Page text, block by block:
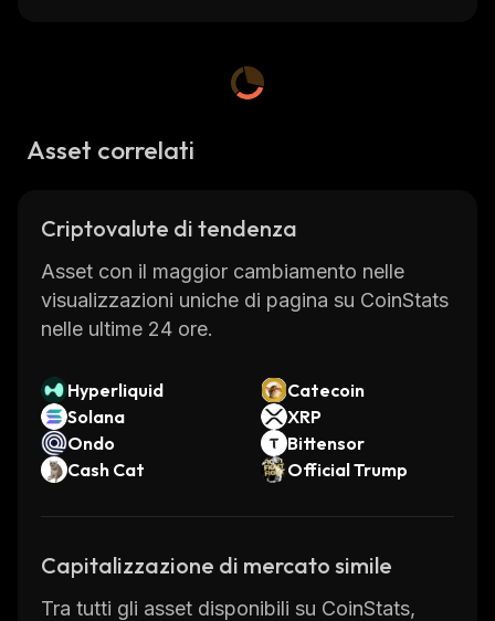
Asset correlati
Criptovalute di tendenza
Asset con il maggior cambiamento nelle
visualizzazioni uniche di pagina su CoinStats
nelle ultime 24 ore.
Hyperliquid
Catecoin
Solana
XRP
Ondo
Bittensor
Cash Cat
Official Trump
Capitalizzazione di mercato simile
Tra tutti gli asset disponibili su CoinStats,